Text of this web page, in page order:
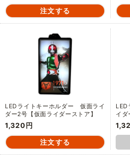
LEDライトキーホルダー 仮面ライ
ダー2号【仮面ライダーストア】
1,320円
イダ